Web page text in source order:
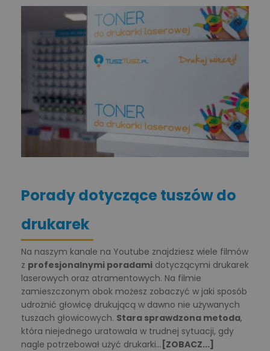
Porady dotyczące tuszów do
drukarek
Na naszym kanale na Youtube znajdziesz wiele filmów
z profesjonalnymi poradami dotyczącymi drukarek
laserowych oraz atramentowych. Na filmie
zamieszczonym obok możesz zobaczyć w jaki sposób
udrożnić głowicę drukującą w dawno nie używanych
tuszach głowicowych. Stara sprawdzona metoda,
która niejednego uratowała w trudnej sytuacji, gdy
nagle potrzebował użyć drukarki... [ZOBACZ...]